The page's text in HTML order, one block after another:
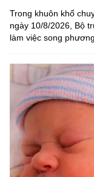
Trong khuôn khổ
ngày 10/8/2026, Bộ
làm việc song